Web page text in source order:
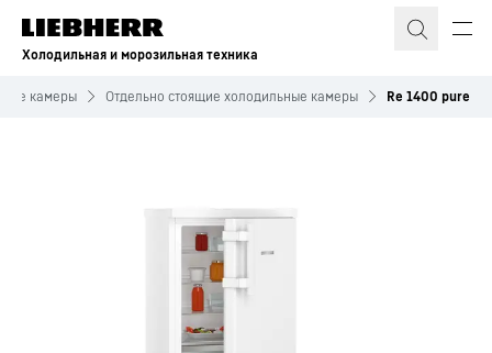
Холодильная и морозильная техника
камеры Отдельно стоящие холодильные камеры Re 1400 pure